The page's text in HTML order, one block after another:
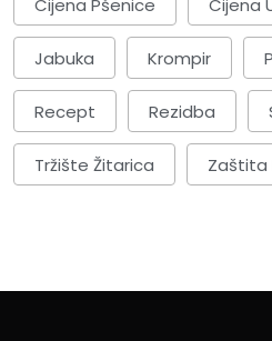
Cijena Pšenice Cijena
Jabuka Krompir
Recept Rezidba
Tržište Žitarica Zaštita